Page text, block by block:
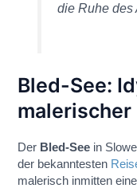
die Ruhe des
Bled-See:
malerischer
Der Bled-See in
der bekanntesten
malerisch inmitten